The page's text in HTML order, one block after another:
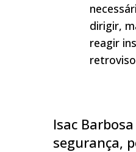
dirigir,
reagir
Isac
segurança,